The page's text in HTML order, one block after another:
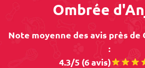
Ombrée
Note moyenne des avis près de
:
4.3/5 (6 avis)